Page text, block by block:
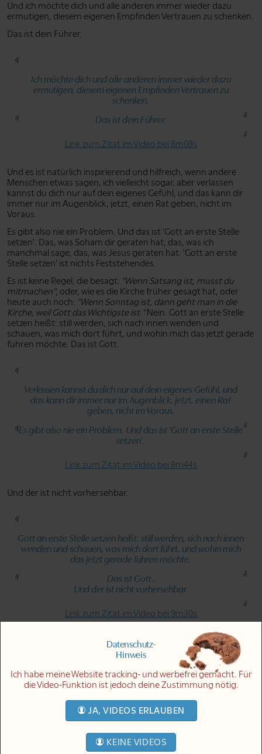
Und ich möchte dich und alle anderen immer wieder dazu
ermutigen, diesem eigenen Empfinden Vertrauen zu schenken.
Das ist dein Führer.
Ich möchte dich und alle anderen immer wieder dazu
ermutigen, diesem eigenen Empfinden Vertrauen zu
schenken.
Das ist dein Führer.
Link zum Zitat im Video bei 8m08s
Und es ist natürlich inspirierend und hilfreich, wenn andere
Menschen etwas sagen, ich vielleicht sogar, aber verlassen
kannst du dich nur auf dein eigenes Gefühl, und das kann dir
immer nur im Augenblick, jetzt, einen Rat geben, nicht im
Voraus.
Es gibt also nie ein Problem. Und das ist 'Gott an erste Stelle
setzen'. Das, was Soham dir geraten hat; das, was ich
manchmal sage; das, was Jesus geraten hat. 'Gott an erste
Stelle setzen' ist nichts Feststehendes.
Es ist keine Regel, die besagt: "Wenn Satsang ist, musst du
mitmachen", oder, wie es die Kirche früher gesagt hat, oder
heute auch noch: "Wenn Sonntag ist, dann geht man in die
Kirche, weil Gott das Wichtigste ist."Nein. Gott an erste Stelle
setzen heißt: still werden, sich nach innen wenden und
schauen, was mich dort führt, und wohin mich das jetzt gerade
führen möchte. Das ist Gott.
Verlassen kannst du dich nur auf dein eigenes Gefühl, und
das kann dir immer nur im Augenblick, jetzt, einen Rat
geben, nicht im Voraus.
Es gibt also nie ein Problem. Und das ist 'Gott an erste Stelle
setzen'.
Link zum Zitat im Video bei 8m44s
Und der ist nicht vorhersehbar.
Gott an erste Stelle setzen heißt: still werden, sich nach innen
wenden und schauen, was mich dort führt, und wohin mich
das jetzt gerade führen möchte.
Das ist Gott.
Und der ist nicht vorhersehbar.
Link zum Zitat im Video bei 9m30s
Trägheit, Faulheit und Disziplin
Link zum Thema im Video bei 10m16s
Simone, soll ich weitermachen oder hast du was?
Barbara möchte gerne mit dir sprechen.
Hallo Mikael. Mir ist jetzt etwas gekommen zu dem, was du
Datenschutz-
Hinweis
Ich habe meine Website tracking- und werbefrei gemacht. Für
die Video-Funktion ist jedoch deine Zustimmung nötig.
JA, VIDEOS ERLAUBEN
KEINE VIDEOS